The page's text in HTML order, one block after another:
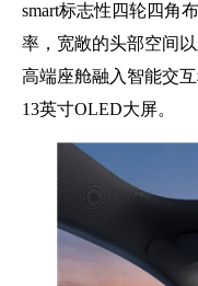
smart标志性四轮四角
率，宽敞的头部空间
高端座舱融入智能交
13英寸OLED大屏。